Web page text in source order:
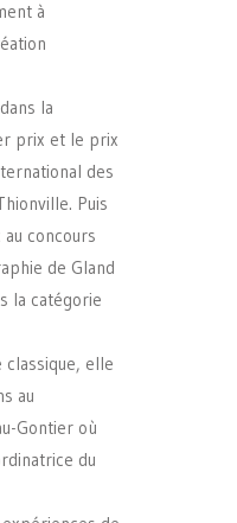
à
la
prix et le prix
des
Puis
concours
de Gland
la catégorie
classique, elle
au
Gontier où
du